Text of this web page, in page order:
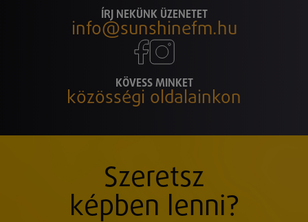
ÍRJ NEKÜNK ÜZENETET
info@sunshinefm.hu
KÖVESS MINKET
közösségi oldalainkon
Szeretsz
képben lenni?